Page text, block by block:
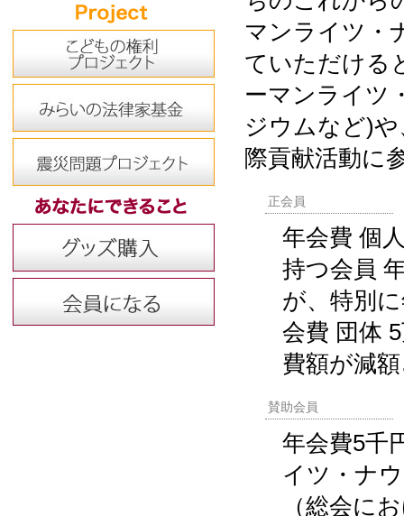
マンライツ・
ていただける
ーマンライツ
ジウムなど)
際貢献活動に
正会員
年会費 個
持つ会員
が、特別
会費 団体
費額が減
賛助会員
年会費5千
イツ・ナ
（総会に